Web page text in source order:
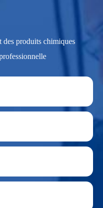
des produits chimiques